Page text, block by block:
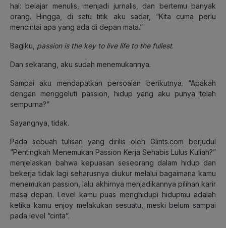
hal: belajar menulis, menjadi jurnalis, dan bertemu banyak
orang. Hingga, di satu titik aku sadar, “Kita cuma perlu
mencintai apa yang ada di depan mata.”
Bagiku, passion is the key to live life to the fullest.
Dan sekarang, aku sudah menemukannya.
Sampai aku mendapatkan persoalan berikutnya. “Apakah
dengan menggeluti passion, hidup yang aku punya telah
sempurna?”
Sayangnya, tidak.
Pada sebuah tulisan yang dirilis oleh Glints.com berjudul
”Pentingkah Menemukan Passion Kerja Sehabis Lulus Kuliah?”
menjelaskan bahwa kepuasan seseorang dalam hidup dan
bekerja tidak lagi seharusnya diukur melalui bagaimana kamu
menemukan passion, lalu akhirnya menjadikannya pilihan karir
masa depan. Level kamu puas menghidupi hidupmu adalah
ketika kamu enjoy melakukan sesuatu, meski belum sampai
pada level “cinta”.